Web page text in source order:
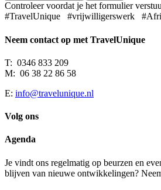
Controleer voordat je het formulier
#TravelUnique #vrijwilligerswerk
Neem contact op met TravelUnique
T: 0346 833 209
M: 06 38 22 86 58
E: info@travelunique.nl
Volg ons
Agenda
Je vindt ons regelmatig op beurzen en
blijven van nieuwe ontwikkelingen?